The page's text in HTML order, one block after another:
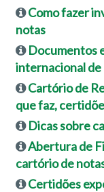
Como fazer
notas
Documentos
internacional de
Cartório de
que faz,
Dicas sobre
Abertura de
cartório de
Certidões